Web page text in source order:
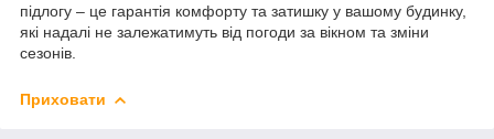
підлогу – це гарантія комфорту та затишку у вашому будинку,
які надалі не залежатимуть від погоди за вікном та зміни
сезонів.
Приховати